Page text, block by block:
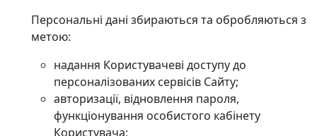
Персональні дані збираються та обробляються з
метою:
надання Користувачеві доступу до
персоналізованих сервісів Сайту;
авторизації, відновлення пароля,
функціонування особистого кабінету
Користувача;